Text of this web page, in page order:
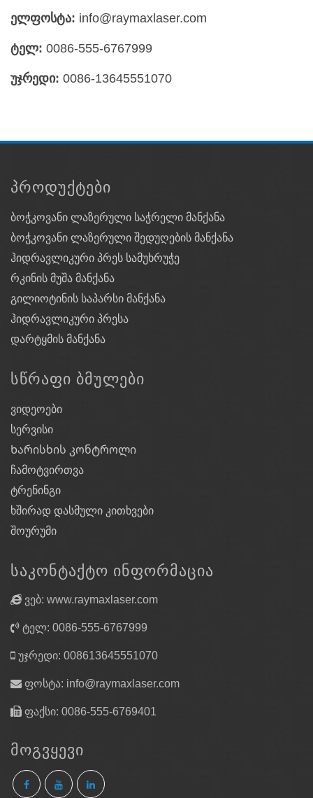
ელფოსტა: info@raymaxlaser.com
ტელ: 0086-555-6767999
უჯრედი: 0086-13645551070
ᲞᲠᲝᲓᲣᲥᲢᲔᲑᲘ
ბოჭკოვანი ლაზერული საჭრელი მანქანა
ბოჭკოვანი ლაზერული შედუღების მანქანა
ჰიდრავლიკური პრეს სამუხრუჭე
რკინის მუშა მანქანა
გილიოტინის საპარსი მანქანა
ჰიდრავლიკური პრესა
დარტყმის მანქანა
ᲡᲬᲠᲐᲤᲘ ᲑᲛᲣᲚᲔᲑᲘ
ვიდეოები
სერვისი
Ხარისხის კონტროლი
ჩამოტვირთვა
ტრენინგი
ხშირად დასმული კითხვები
შოურუმი
ᲡᲐᲙᲝᲜᲢᲐᲥᲢᲝ ᲘᲜᲤᲝᲠᲛᲐᲪᲘᲐ
ვებ: www.raymaxlaser.com
ტელ: 0086-555-6767999
უჯრედი: 008613645551070
ფოსტა: info@raymaxlaser.com
ფაქსი: 0086-555-6769401
ᲛᲝᲒᲕᲧᲔᲕᲘ